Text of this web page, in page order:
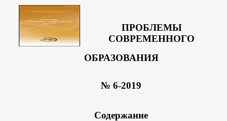
ПРОБЛЕМЫ
СОВРЕМЕННОГО
ОБРАЗОВАНИЯ
№ 6-2019
Содержание